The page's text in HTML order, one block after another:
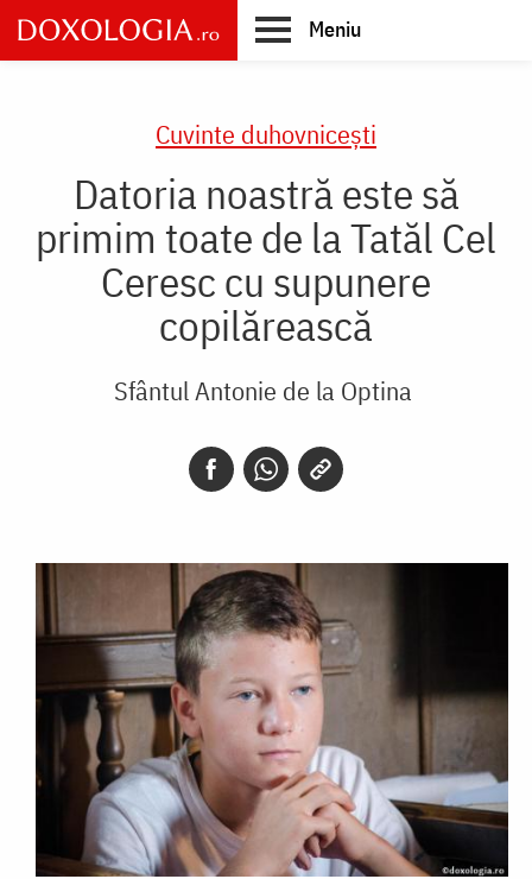
Skip
to
main
Meniu
Cuvinte duhovnicești
Datoria noastră este să
primim toate de la Tatăl Cel
Ceresc cu supunere
copilărească
Sfântul Antonie de la Optina